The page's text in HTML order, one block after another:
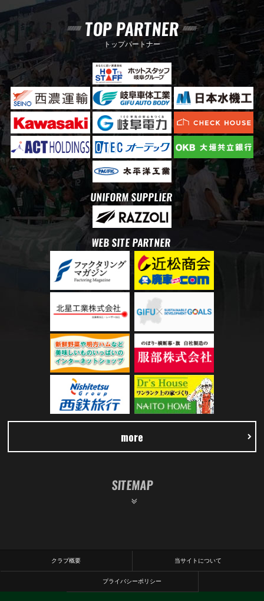
TOP PARTNER
トップパートナー
UNIFORM SUPPLIER
WEB SITE PARTNER
more
SITEMAP
クラブ概要 当サイトについて
プライバシーポリシー